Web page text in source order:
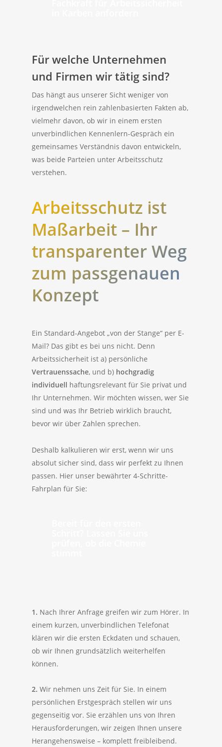
Für welche Unternehmen
und Firmen wir tätig sind?
Das hängt aus unserer Sicht weniger von
irgendwelchen rein zahlenbasierten Fakten ab,
vielmehr davon, ob wir in einem ersten
unverbindlichen Kennenlern-Gespräch ein
gemeinsames Verständnis davon entwickeln,
was beide Parteien unter Arbeitsschutz
verstehen.
Arbeitsschutz ist
Maßarbeit – Ihr
transparenter Weg
zum passgenauen
Konzept
Ein Standard-Angebot „von der Stange“ per E-
Mail? Das gibt es bei uns nicht. Denn
Arbeitssicherheit ist a) persönliche
Vertrauenssache, und b) hochgradig
individuell haftungsrelevant für Sie privat und
Ihr Unternehmen. Wir möchten wissen, wer Sie
sind und was Ihr Betrieb wirklich braucht,
bevor wir über Zahlen sprechen.
Deshalb kalkulieren wir erst, wenn wir uns
absolut sicher sind, dass wir perfekt zu Ihnen
passen. Hier unser bewährter 4-Schritte-
Fahrplan für Sie:
1. Nach Ihrer Anfrage greifen wir zum Hörer. In
einem kurzen, unverbindlichen Telefonat
klären wir die ersten Eckdaten und schauen,
ob wir Ihnen grundsätzlich weiterhelfen
können.
2. Wir nehmen uns Zeit für Sie. In einem
persönlichen Erstgespräch stellen wir uns
gegenseitig vor. Sie erzählen uns von Ihren
Herausforderungen, wir zeigen Ihnen unsere
Herangehensweise – komplett freibleibend.